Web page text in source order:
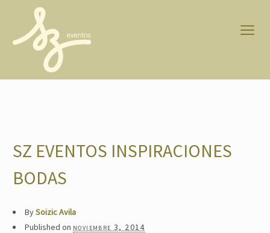
SZ EVENTOS INSPIRACIONES
BODAS
BySoizic Avila
Published on noviembre 3, 2014